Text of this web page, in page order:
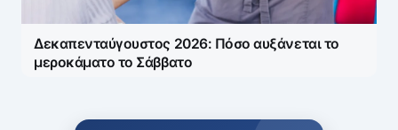
Δεκαπενταύγουστος 2026: Πόσο αυξάνεται το
μεροκάματο το Σάββατο